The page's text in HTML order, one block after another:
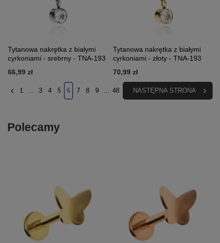
Tytanowa nakrętka z białymi
cyrkoniami - srebrny - TNA-193
66,99 zł
Tytanowa nakrętka z białymi
cyrkoniami - złoty - TNA-193
70,99 zł
1 ... 3 4 5 6 7 8 9 ... 48 NASTĘPNA STRONA
Polecamy